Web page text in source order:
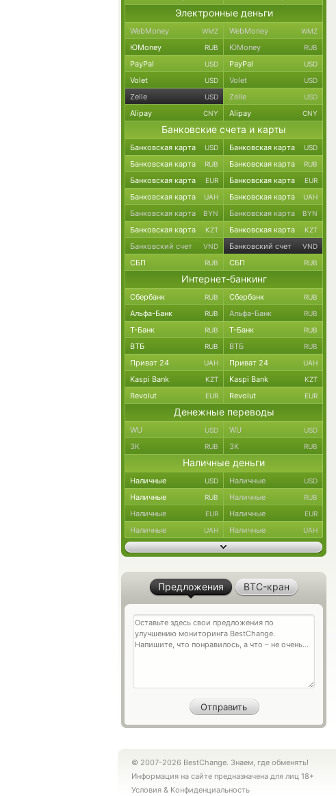
Электронные деньги
WebMoney WMZ WebMoney WMZ
ЮMoney RUB ЮMoney RUB
PayPal USD PayPal USD
Volet USD Volet USD
Zelle USD Zelle USD
Alipay CNY Alipay CNY
Банковские счета и карты
Банковская карта USD Банковская карта USD
Банковская карта RUB Банковская карта RUB
Банковская карта EUR Банковская карта EUR
Банковская карта UAH Банковская карта UAH
Банковская карта BYN Банковская карта BYN
Банковская карта KZT Банковская карта KZT
Банковский счет VND Банковский счет VND
СБП RUB СБП RUB
Интернет-банкинг
Сбербанк RUB Сбербанк RUB
Альфа-Банк RUB Альфа-Банк RUB
Т-Банк RUB Т-Банк RUB
ВТБ RUB ВТБ RUB
Приват 24 UAH Приват 24 UAH
Kaspi Bank KZT Kaspi Bank KZT
Revolut EUR Revolut EUR
Денежные переводы
WU USD WU USD
ЗК RUB ЗК RUB
Наличные деньги
Наличные USD Наличные USD
Наличные RUB Наличные RUB
Наличные EUR Наличные EUR
Наличные UAH Наличные UAH
Предложения BTC-кран
© 2007-2026 BestChange. Знаем, где обменять!
Информация на сайте предназначена для лиц 18+
Условия & Конфиденциальность